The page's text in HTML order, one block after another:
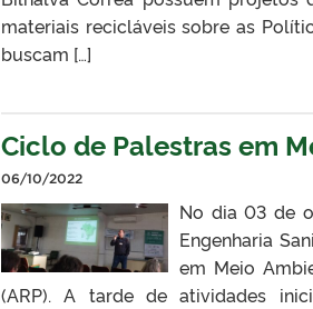
materiais recicláveis sobre as
buscam […]
Ciclo de Palestras em
06/10/2022
No dia 03 de
Engenharia
em Meio
(ARP). A tarde de atividades